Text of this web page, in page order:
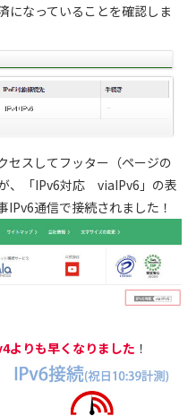
になっていることを確認しま
セスしてフッター（ページの
、「IPv6対応 viaIPv6」の表
通信で接続されました！
よりも早くなりました ！